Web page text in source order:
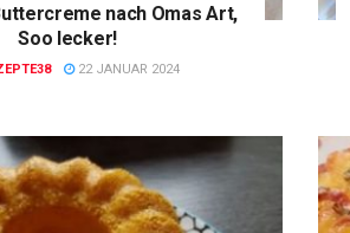
nach Omas Art,
Soo lecker!
22 JANUAR 2024